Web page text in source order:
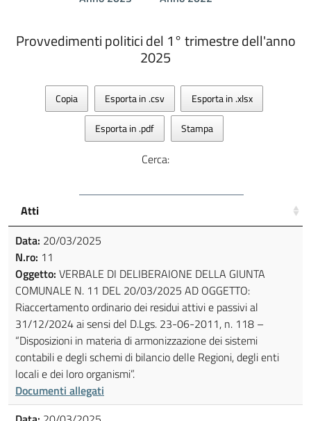
Provvedimenti politici del 1° trimestre dell'anno
2025
Copia Esporta in .csv Esporta in .xlsx
Esporta in .pdf Stampa
Cerca:
Atti
Data: 20/03/2025
N.ro: 11
Oggetto: VERBALE DI DELIBERAIONE DELLA GIUNTA
COMUNALE N. 11 DEL 20/03/2025 AD OGGETTO:
Riaccertamento ordinario dei residui attivi e passivi al
31/12/2024 ai sensi del D.Lgs. 23-06-2011, n. 118 –
“Disposizioni in materia di armonizzazione dei sistemi
contabili e degli schemi di bilancio delle Regioni, degli enti
locali e dei loro organismi”.
Documenti allegati